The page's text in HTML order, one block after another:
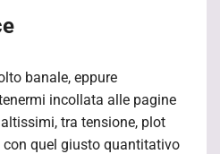
banale, eppure
incollata alle pagine
tra tensione, plot
quel giusto quantitativo